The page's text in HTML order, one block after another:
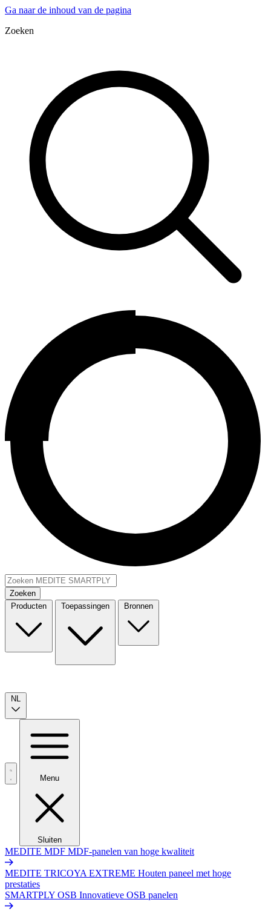
Ga naar de inhoud van de pagina
Zoeken
Zoeken
Producten
Toepassingen Bronnen
NL
Menu
Sluiten
MEDITE MDF MDF-panelen van hoge kwaliteit
MEDITE TRICOYA EXTREME Houten paneel met hoge
prestaties
SMARTPLY OSB Innovatieve OSB panelen